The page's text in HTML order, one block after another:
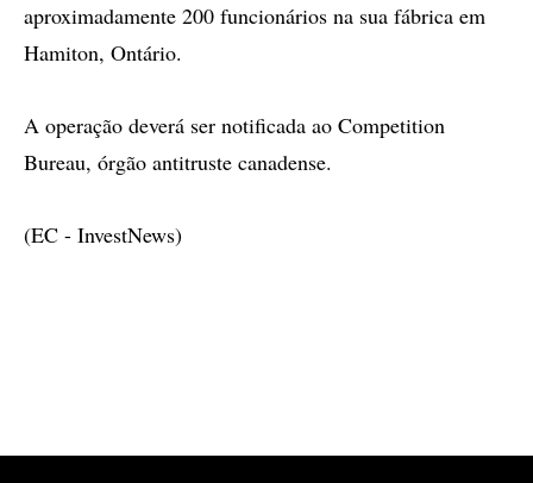
aproximadamente 200 funcionários na sua fábrica em
Hamiton, Ontário.
A operação deverá ser notificada ao Competition
Bureau, órgão antitruste canadense.
(EC - InvestNews)